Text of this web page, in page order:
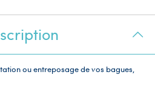
ou entreposage de vos bagues,